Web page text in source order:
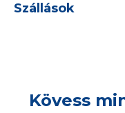
Szállások
Kövess